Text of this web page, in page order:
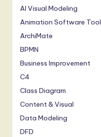
AI Visual Modeling
Animation Software Tool
ArchiMate
BPMN
Business Improvement
C4
Class Diagram
Content & Visual
Data Modeling
DFD